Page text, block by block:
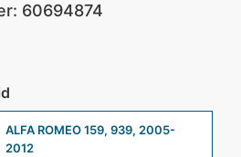
60694874
ALFA ROMEO 159, 939, 2005-
2012